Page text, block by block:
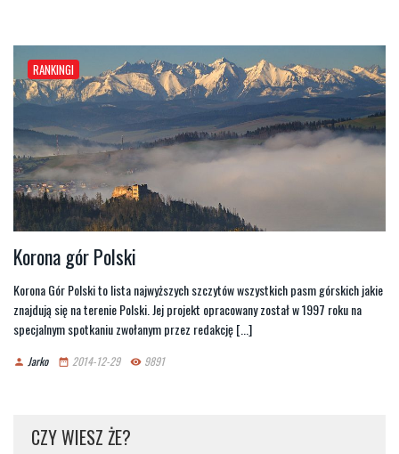
RANKINGI
Korona gór Polski
Korona Gór Polski to lista najwyższych szczytów wszystkich pasm górskich jakie
znajdują się na terenie Polski. Jej projekt opracowany został w 1997 roku na
specjalnym spotkaniu zwołanym przez redakcję [...]
person Jarko date_range 2014-12-29 remove_red_eye 9891
CZY WIESZ ŻE?